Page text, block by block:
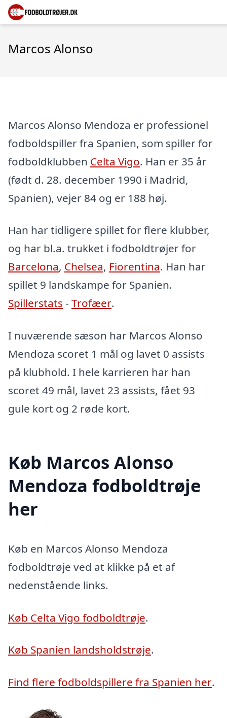
Marcos Alonso
Marcos Alonso Mendoza er professionel
fodboldspiller fra Spanien, som spiller for
fodboldklubben Celta Vigo. Han er 35 år
(født d. 28. december 1990 i Madrid,
Spanien), vejer 84 og er 188 høj.
Han har tidligere spillet for flere klubber,
og har bl.a. trukket i fodboldtrøjer for
Barcelona, Chelsea, Fiorentina. Han har
spillet 9 landskampe for Spanien.
Spillerstats - Trofæer.
I nuværende sæson har Marcos Alonso
Mendoza scoret 1 mål og lavet 0 assists
på klubhold. I hele karrieren har han
scoret 49 mål, lavet 23 assists, fået 93
gule kort og 2 røde kort.
Køb Marcos Alonso
Mendoza fodboldtrøje
her
Køb en Marcos Alonso Mendoza
fodboldtrøje ved at klikke på et af
nedenstående links.
Køb Celta Vigo fodboldtrøje.
Køb Spanien landsholdstrøje.
Find flere fodboldspillere fra Spanien her.